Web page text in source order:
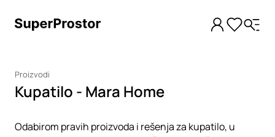
Proizvodi
Kupatilo - Mara Home
Odabirom pravih proizvoda i rešenja za kupatilo, u